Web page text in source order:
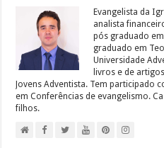
Evangelista da
analista
pós graduado
graduado em
Universidade
livros e de
Jovens Adventista. Tem participado
em Conferências de evangelismo.
filhos.